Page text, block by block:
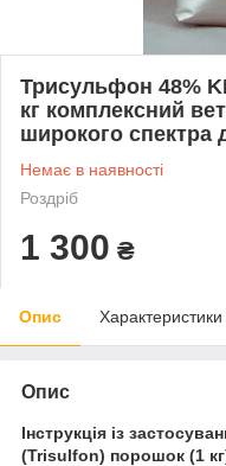
Трисульфон 48%
кг комплексний
широкого спектра
Немає в наявності
Роздріб
1 300 ₴
Опис Характеристики
Опис
Інструкція із
(Trisulfon) порошок (1